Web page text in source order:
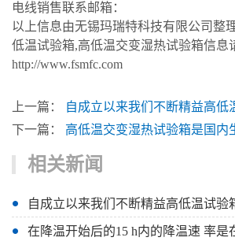
电线销售联系邮箱：
以上信息由无锡玛瑞特科技有限公司整
低温试验箱,高低温交变湿热试验箱信息
http://www.fsmfc.com
上一篇：
自成立以来我们不断精益高低
下一篇： 高低温交变湿热试验箱是国内
相关新闻
自成立以来我们不断精益高低温试验
在降温开始后的15 h内的降温速 率是